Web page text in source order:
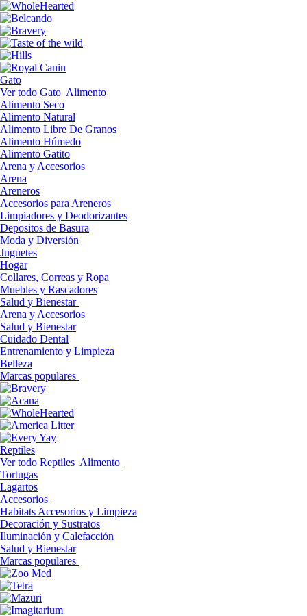
Gato
Ver todo Gato Alimento
Alimento Seco
Alimento Natural
Alimento Libre De Granos
Alimento Húmedo
Alimento Gatito
Arena y Accesorios
Arena
Areneros
Accesorios para Areneros
Limpiadores y Deodorizantes
Depositos de Basura
Moda y Diversión
Juguetes
Hogar
Collares, Correas y Ropa
Muebles y Rascadores
Salud y Bienestar
Arena y Accesorios
Salud y Bienestar
Cuidado Dental
Entrenamiento y Limpieza
Belleza
Marcas populares
Reptiles
Ver todo Reptiles Alimento
Tortugas
Lagartos
Accesorios
Habitats Accesorios y Limpieza
Decoración y Sustratos
Iluminación y Calefacción
Salud y Bienestar
Marcas populares